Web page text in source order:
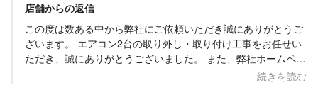
する口調も丁寧、親切な雰囲気でしたし、手際良く作業をされて
おり安心してお任せできました。 既存のエアコンの化粧カバーの
再利用をお願いしましたが、イヤな顔をせず大丈夫ですよ、とい
っていただけましたし、別の1台のエアコンの取り付け相談も親身
に聞いてくださいました。 施工もキレイでとても満足です。あり
店舗からの返信
この度は数ある中から弊社にご依頼いただき誠にありがとうご
ざいます。 エアコン2台の取り外し・取り付け工事をお任せい
ただき、誠にありがとうございました。 また、弊社ホームペー
ジの理念に触れていただき、「まさにそのとおりでした」との
続きを読む